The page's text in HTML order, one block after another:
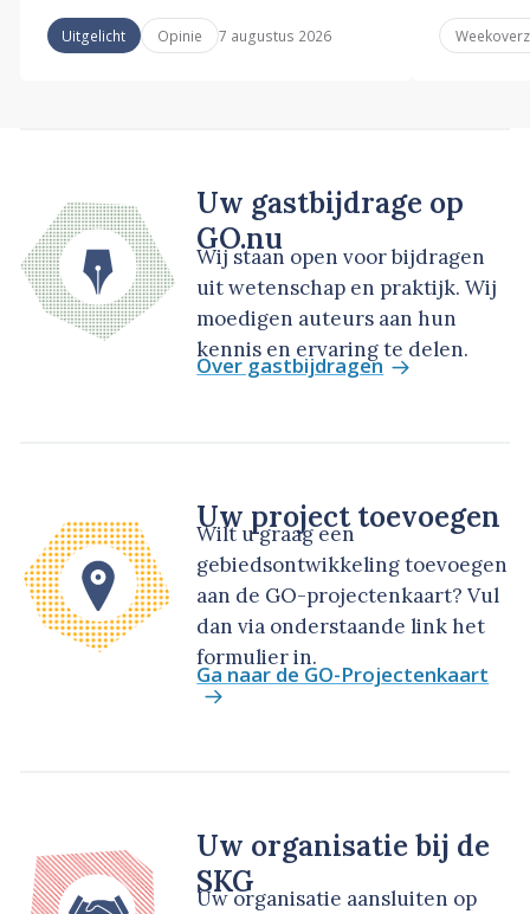
Uitgelicht Opinie 7 augustus 2026
Uw gastbijdrage op
GO.nu
Wij staan open voor bijdragen
uit wetenschap en praktijk. Wij
moedigen auteurs aan hun
kennis en ervaring te delen.
Over gastbijdragen
Uw project toevoegen
Wilt u graag een
gebiedsontwikkeling toevoegen
aan de GO-projectenkaart? Vul
dan via onderstaande link het
formulier in.
Ga naar de GO-Projectenkaart
Uw organisatie bij de
SKG
Uw organisatie aansluiten op